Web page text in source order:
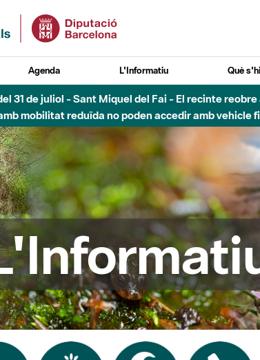
Agenda L'Informatiu Què
6 d'agost - Parc Fluvial Besòs - Activació de la
Tancats els